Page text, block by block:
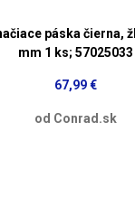
páska čierna,
mm 1 ks; 57025033
67,99 €
od Conrad.sk